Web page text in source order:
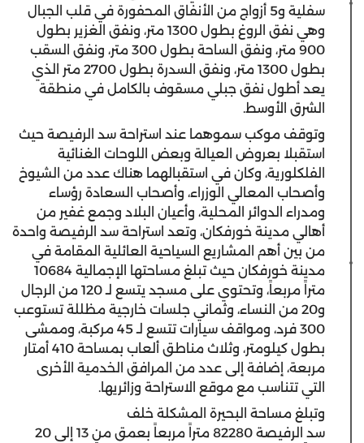
سفلية و5 أزواج من الأنفاق المحفورة في قلب الجبال
وهي نفق الروغ بطول 1300 متر، ونفق الغزير بطول
900 متر، ونفق الساحة بطول 300 متر، ونفق السقب
بطول 1300 متر، ونفق السدرة بطول 2700 متر الذي
يعد أطول نفق جبلي مسقوف بالكامل في منطقة
الشرق الأوسط.
وتوقف موكب سموهما عند استراحة سد الرفيصة حيث
استقبلا بعروض العيالة وبعض اللوحات الغنائية
الفلكلورية، وكان في استقبالهما هناك عدد من الشيوخ
وأصحاب المعالي الوزراء، وأصحاب السعادة رؤساء
ومدراء الدوائر المحلية، وأعيان البلاد وجمع غفير من
أهالي مدينة خورفكان، وتعد استراحة سد الرفيصة واحدة
من بين أهم المشاريع السياحية العائلية المقامة في
مدينة خورفكان حيث تبلغ مساحتها الإجمالية 10684
متراً مربعاً، وتحتوي على مسجد يتسع لـ 120 من الرجال
و20 من النساء، وثماني جلسات خارجية مظللة تستوعب
300 فرد، ومواقف سيارات تتسع لـ 45 مركبة، وممشى
بطول كيلومتر، وثلاث مناطق ألعاب بمساحة 410 أمتار
مربعة، إضافة إلى عدد من المرافق الخدمية الأخرى
التي تتناسب مع موقع الاستراحة وزائريها.
وتبلغ مساحة البحيرة المشكلة خلف
سد الرفيصة 82280 متراً مربعاً بعمق من 13 إلى 20